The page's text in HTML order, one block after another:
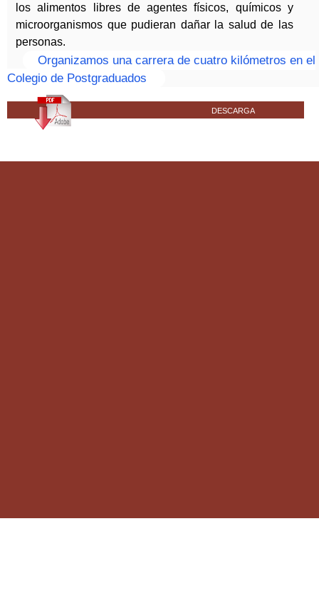
los alimentos libres de agentes físicos, químicos y
microorganismos que pudieran dañar la salud de las
personas.
Organizamos una carrera de cuatro kilómetros en el
Colegio de Postgraduados
DESCARGA